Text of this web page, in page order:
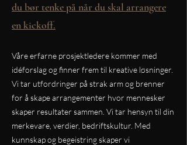
du bør tenke på når du skal arrangere
en kickoff.
Våre erfarne prosjektledere kommer med
idéforslag og finner frem til kreative løsninger.
Vi tar utfordringer på strak arm og brenner
for å skape arrangementer hvor mennesker
skaper resultater sammen. Vi tar hensyn til din
merkevare, verdier, bedriftskultur. Med
kunnskap og begeistring skaper vi